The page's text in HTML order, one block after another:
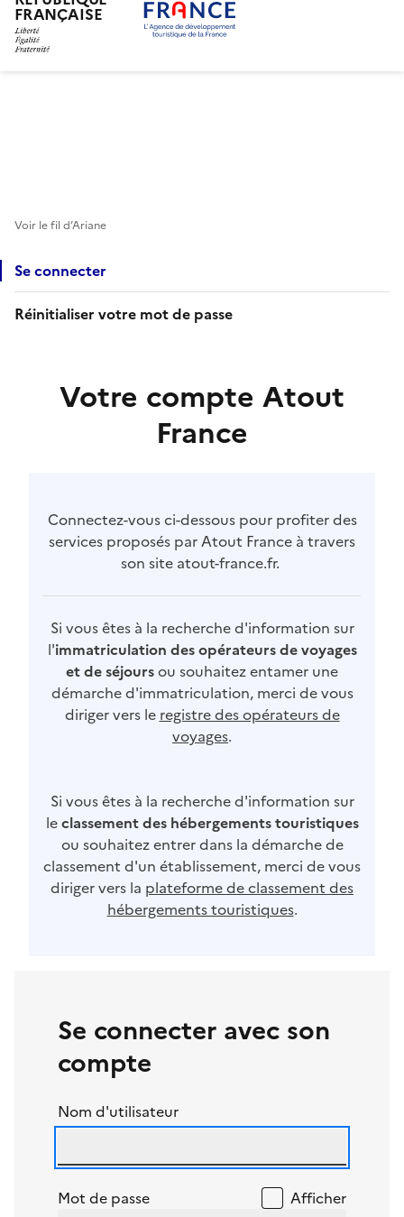
FRANÇAISE
Voir le fil d’Ariane
Se connecter
Réinitialiser votre mot de passe
Votre compte Atout
France
Connectez-vous ci-dessous pour profiter des
services proposés par Atout France à travers
son site atout-france.fr.
Si vous êtes à la recherche d'information sur
l'immatriculation des opérateurs de voyages
et de séjoursou souhaitez entamer une
démarche d'immatriculation, merci de vous
diriger vers le registre des opérateurs de
voyages.
Si vous êtes à la recherche d'information sur
leclassement des hébergements touristiques
ou souhaitez entrer dans la démarche de
classement d'un établissement, merci de vous
diriger vers la plateforme de classement des
hébergements touristiques.
Se connecter avec son
compte
Nom d'utilisateur
Mot de passe Afficher